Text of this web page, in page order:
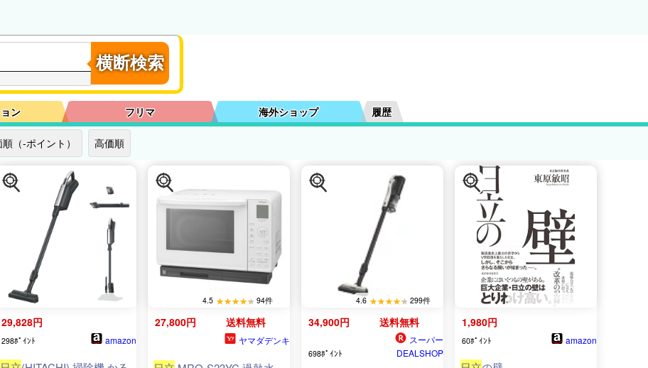
横断検索
ン フリマ 海外ショップ 履歴
（-ポイント） 高価順
29,828円
298ﾎﾟｲﾝﾄ amazon
27,800円 送料無料
ヤマダデンキ
4.5 94件
34,900円 送料無料
698ﾎﾟｲﾝﾄ
スーパー
DEALSHOP
4.6 299件
1,980円
60ﾎﾟｲﾝﾄ amazon